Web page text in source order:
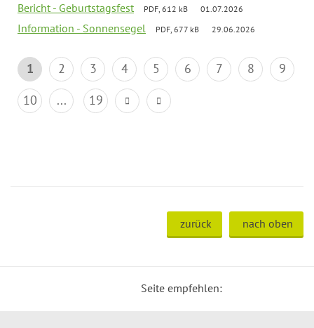
Bericht - Geburtstagsfest PDF, 612 kB 01.07.2026
Information - Sonnensegel PDF, 677 kB 29.06.2026
1 2 3 4 5 6 7 8
9
10
... 19
zurück nach oben
Seite empfehlen: